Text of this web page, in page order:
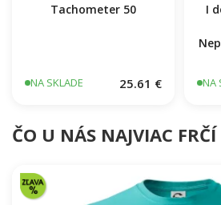
Tachometer 50
NA SKLADE 25.61 €
I
NA
ČO U NÁS NAJVIAC FRČÍ